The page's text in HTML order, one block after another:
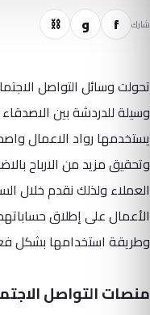
شارك f و ⛓
تحولت وسائل التواصل
وسيلة للدردشة بين
يستخدمها رواد الاعمال
وتحقيق مزيد من الارباح
العملاء ولذلك نقدم خلال
الأعمال على إطلاق
وطريقة استخدامها بشكل
منصات التواصل